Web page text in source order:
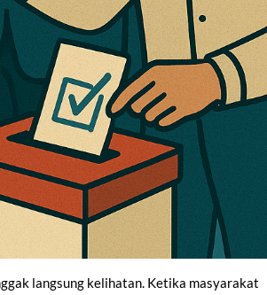
langsung kelihatan. Ketika masyarakat